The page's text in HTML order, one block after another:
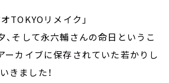
TOKYOリメイク」
、そして永六輔さんの命日というこ
ーカイブに保存されていた若かりし
きました！